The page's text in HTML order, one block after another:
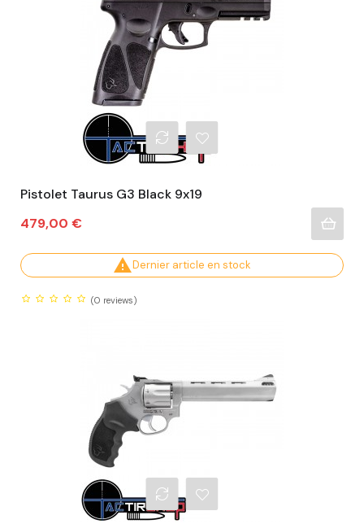
Pistolet Taurus G3 Black 9x19
Prix
479,00 €
Dernier article en stock
(0 reviews)